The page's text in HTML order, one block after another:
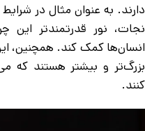
دارند. به عنوان مثال در
نجات، نور قدرتمندتر این
انسان‌ها کمک کند. همچنین،
بزرگ‌تر و بیشتر هستند که
کنند.